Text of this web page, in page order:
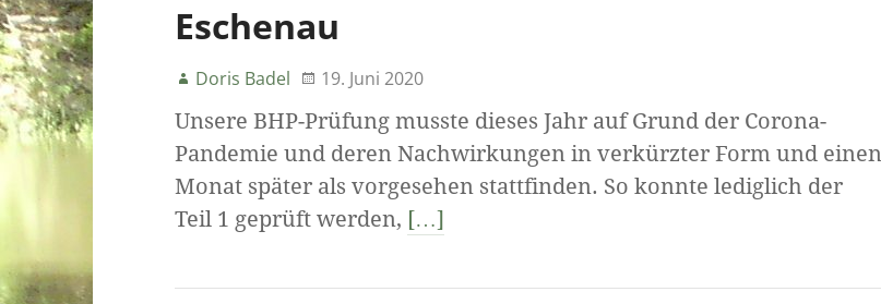
Eschenau
Doris Badel 19. Juni 2020
Unsere BHP-Prüfung musste dieses Jahr auf Grund der Corona-
Pandemie und deren Nachwirkungen in verkürzter Form und einen
Monat später als vorgesehen stattfinden. So konnte lediglich der
Teil 1 geprüft werden, […]